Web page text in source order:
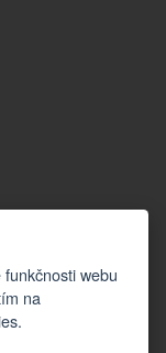
webu
na